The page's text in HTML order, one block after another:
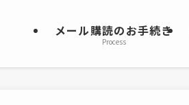
メール購読のお手続き
Process